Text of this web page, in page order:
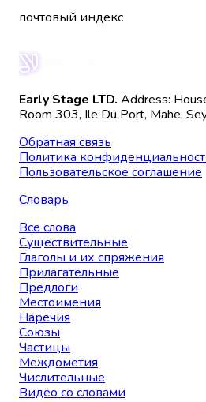
почтовый индекс
Early Stage LTD. Address:
Room 303, Ile Du Port, Mahe,
Обратная связь
Политика
Пользовательское соглашение
Словарь
Все слова
Существительные
Глаголы и их спряжения
Прилагательные
Предлоги
Местоимения
Наречия
Союзы
Частицы
Междометия
Числительные
Видео со словами